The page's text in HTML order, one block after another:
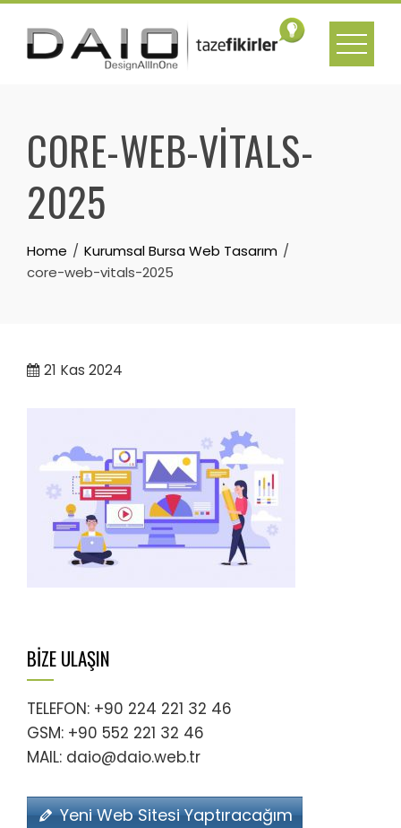
Skip
content
CORE-WEB-VITALS-
2025
Home
Kurumsal Bursa Web Tasarım
core-web-vitals-2025
21 Kas 2024
BİZE ULAŞIN
TELEFON: +90 224 221 32 46
GSM: +90 552 221 32 46
MAIL: daio@daio.web.tr
Yeni Web Sitesi Yaptıracağım